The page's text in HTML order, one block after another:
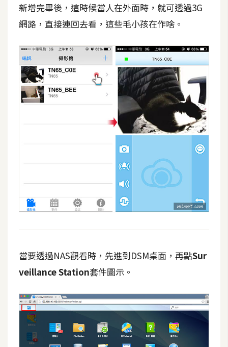
新增完畢後，這時候當人在外面時，就可透過3G
網路，直接連回去看，這些毛小孩在作啥。
當要透過NAS觀看時，先進到DSM桌面，再點Sur
veillance Station套件圖示。